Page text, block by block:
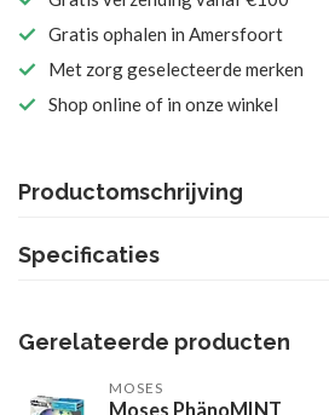
Gratis ophalen in Amersfoort
Met zorg geselecteerde merken
Shop online of in onze winkel
Productomschrijving
Specificaties
Gerelateerde producten
MOSES
Moses PhänoMINT